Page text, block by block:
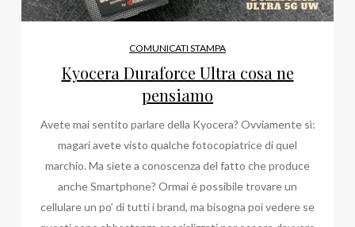
COMUNICATI STAMPA
Kyocera Duraforce Ultra cosa ne
pensiamo
Avete mai sentito parlare della Kyocera? Ovviamente sì:
magari avete visto qualche fotocopiatrice di quel
marchio. Ma siete a conoscenza del fatto che produce
anche Smartphone? Ormai è possibile trovare un
cellulare un po’ di tutti i brand, ma bisogna poi vedere se